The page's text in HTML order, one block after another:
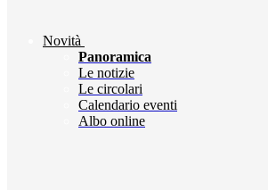
Novità
Panoramica
Le notizie
Le circolari
Calendario eventi
Albo online